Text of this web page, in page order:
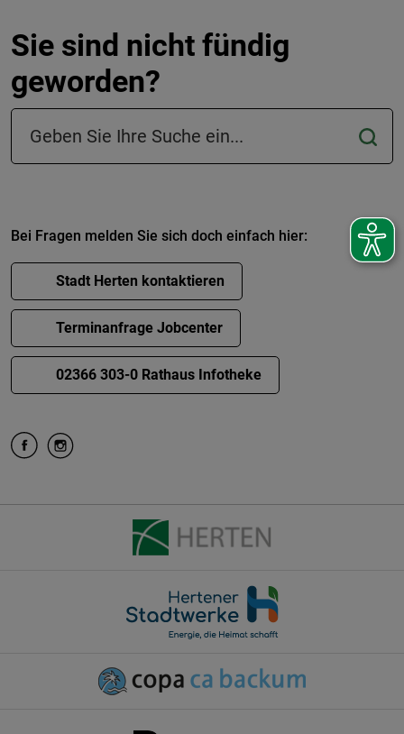
Sie sind nicht fündig
geworden?
Suchfeld in der Fußzeile
Bei Fragen melden Sie sich doch einfach hier:
Stadt Herten kontaktieren
Terminanfrage Jobcenter
02366 303-0 Rathaus Infotheke